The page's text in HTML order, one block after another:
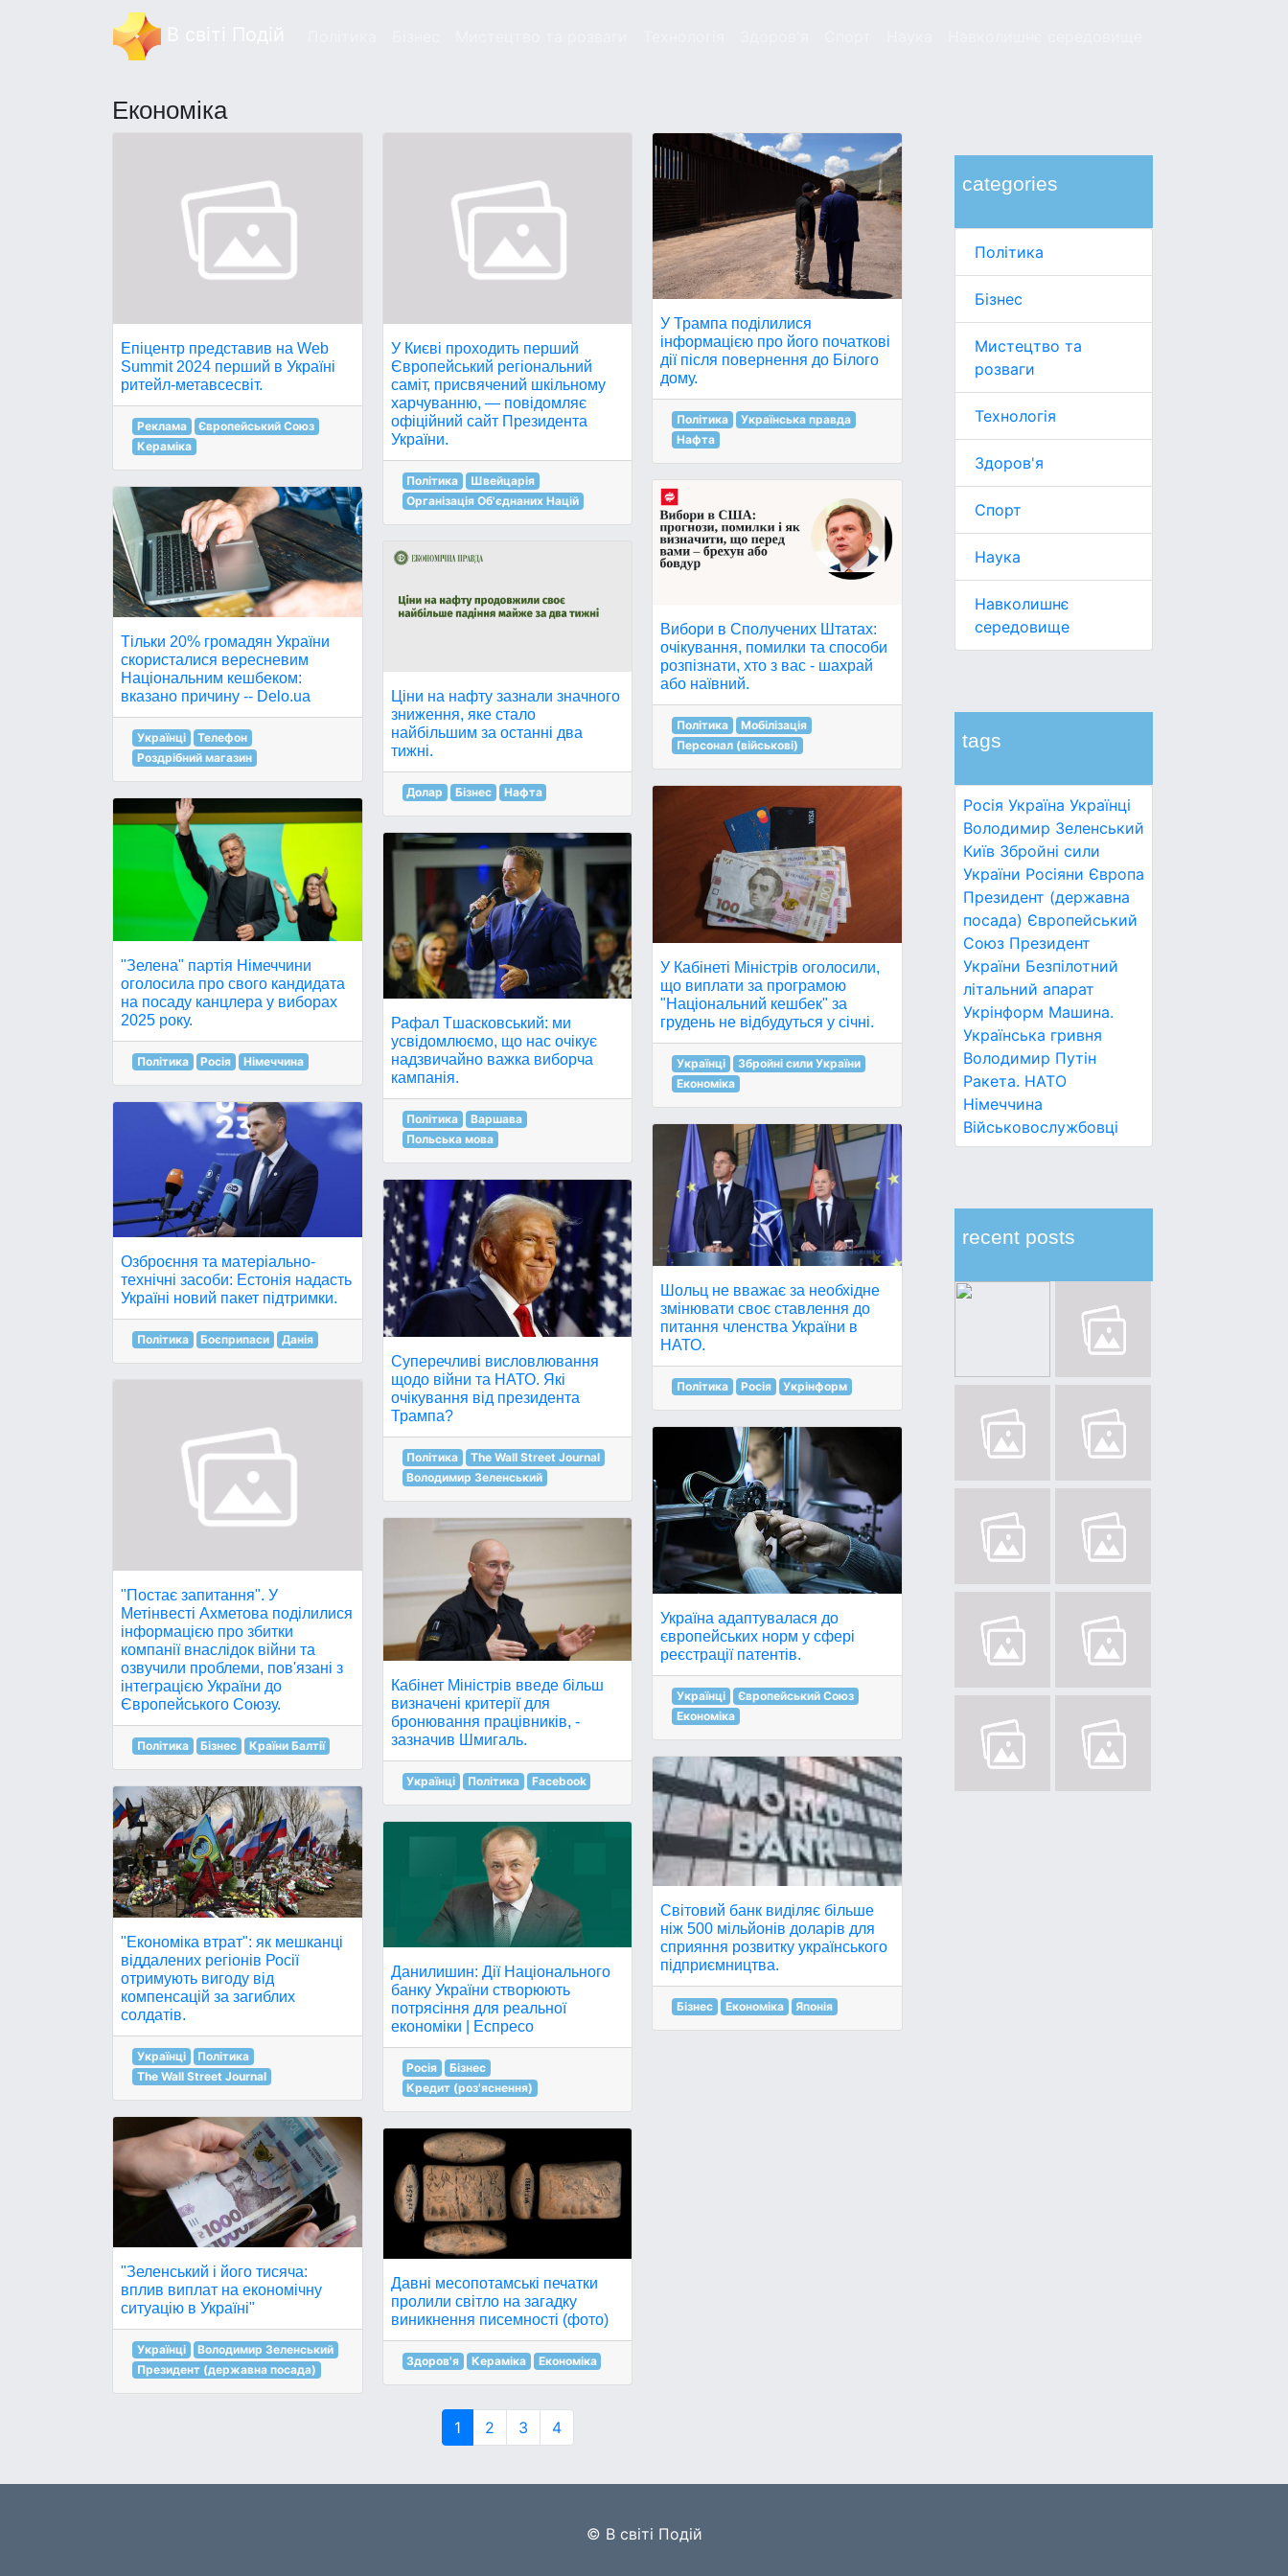
Економіка
categories
Політика
Бізнес
Мистецтво та
розваги
Технологія
Здоров'я
Спорт
Наука
Навколишнє
середовище
tags
Росія Україна Українці
Володимир Зеленський
Київ Збройні сили
України Росіяни Європа
Президент (державна
посада) Європейський
Союз Президент
України Безпілотний
літальний апарат
Укрінформ Машина.
Українська гривня
Володимир Путін
Ракета. НАТО
Німеччина
Військовослужбовці
recent posts
Епіцентр представив на Web
Summit 2024 перший в Україні
ритейл-метавсесвіт.
Реклама
Європейський Союз
Кераміка
Тільки 20% громадян України
скористалися вересневим
Національним кешбеком:
вказано причину -- Delo.ua
Українці
Телефон
Роздрібний магазин
"Зелена" партія Німеччини
оголосила про свого кандидата
на посаду канцлера у виборах
2025 року.
Політика Росія Німеччина
Озброєння та матеріально-
технічні засоби: Естонія надасть
Україні новий пакет підтримки.
Політика Боєприпаси Данія
"Постає запитання". У
Метінвесті Ахметова поділилися
інформацією про збитки
компанії внаслідок війни та
озвучили проблеми, пов'язані з
інтеграцією України до
Європейського Союзу.
Політика Бізнес Країни Балтії
"Економіка втрат": як мешканці
віддалених регіонів Росії
отримують вигоду від
компенсацій за загиблих
солдатів.
Українці
Політика
The Wall Street Journal
"Зеленський і його тисяча:
вплив виплат на економічну
ситуацію в Україні"
Українці
Володимир Зеленський
Президент (державна посада)
У Києві проходить перший
Європейський регіональний
саміт, присвячений шкільному
харчуванню, — повідомляє
офіційний сайт Президента
України.
Політика
Швейцарія
Організація Об'єднаних Націй
Ціни на нафту зазнали значного
зниження, яке стало
найбільшим за останні два
тижні.
Долар Бізнес Нафта
Рафал Тшасковський: ми
усвідомлюємо, що нас очікує
надзвичайно важка виборча
кампанія.
Політика
Варшава
Польська мова
Суперечливі висловлювання
щодо війни та НАТО. Які
очікування від президента
Трампа?
Політика
The Wall Street Journal
Володимир Зеленський
Кабінет Міністрів введе більш
визначені критерії для
бронювання працівників, -
зазначив Шмигаль.
Українці Політика Facebook
Данилишин: Дії Національного
банку України створюють
потрясіння для реальної
економіки | Еспресо
Росія
Бізнес
Кредит (роз'яснення)
Давні месопотамські печатки
пролили світло на загадку
виникнення писемності (фото)
Здоров'я Кераміка Економіка
У Трампа поділилися
інформацією про його початкові
дії після повернення до Білого
дому.
Політика
Українська правда
Нафта
Вибори в Сполучених Штатах:
очікування, помилки та способи
розпізнати, хто з вас - шахрай
або наївний.
Політика
Мобілізація
Персонал (військові)
У Кабінеті Міністрів оголосили,
що виплати за програмою
"Національний кешбек" за
грудень не відбудуться у січні.
Українці
Збройні сили України
Економіка
Шольц не вважає за необхідне
змінювати своє ставлення до
питання членства України в
НАТО.
Політика Росія Укрінформ
Україна адаптувалася до
європейських норм у сфері
реєстрації патентів.
Українці
Європейський Союз
Економіка
Світовий банк виділяє більше
ніж 500 мільйонів доларів для
сприяння розвитку українського
підприємництва.
Бізнес Економіка Японія
1 2 3 4
© В світі Подій